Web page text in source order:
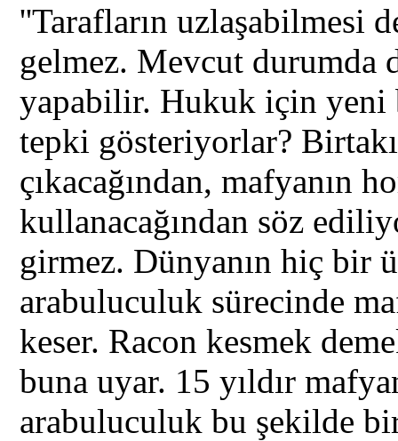
''Tarafların uzlaşabilmesi
gelmez. Mevcut durumda
yapabilir. Hukuk için yeni
tepki gösteriyorlar?
çıkacağından, mafyanın
kullanacağından söz
girmez. Dünyanın hiç bir
arabuluculuk sürecinde
keser. Racon kesmek
buna uyar. 15 yıldır
arabuluculuk bu şekilde